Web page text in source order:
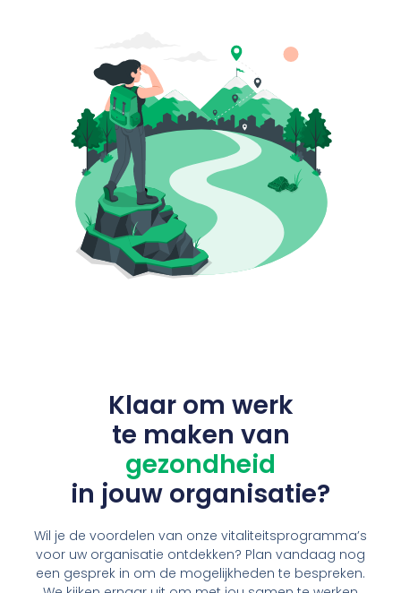
Klaar om werk
te maken van
gezondheid
in jouw organisatie?
Wil je de voordelen van onze vitaliteitsprogramma’s
voor uw organisatie ontdekken? Plan vandaag nog
een gesprek in om de mogelijkheden te bespreken.